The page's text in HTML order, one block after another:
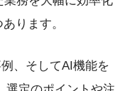
ります。
、そしてAI機能を